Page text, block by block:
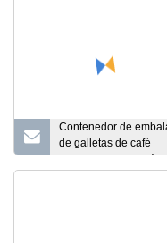
Contenedor de
de galletas de café
personalizado de